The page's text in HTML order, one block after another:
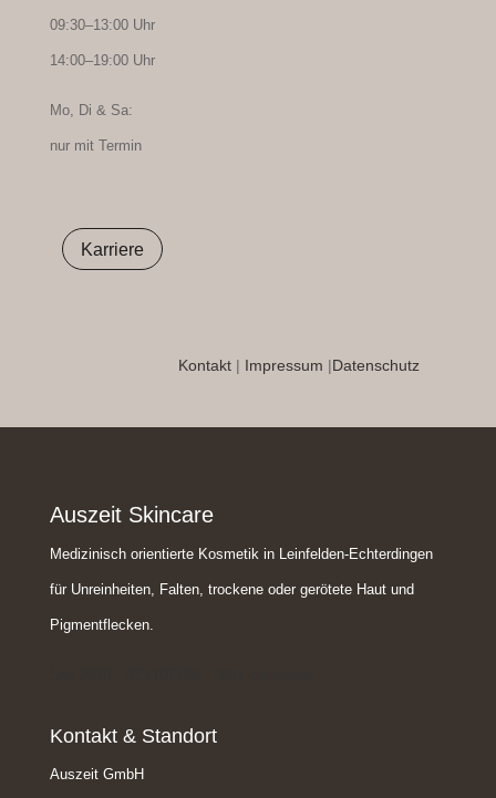
09:30–13:00 Uhr
14:00–19:00 Uhr
Mo, Di & Sa:
nur mit Termin
Karriere
Kontakt | Impressum |Datenschutz
Auszeit Skincare
Medizinisch orientierte Kosmetik in Leinfelden-Echterdingen
für Unreinheiten, Falten, trockene oder gerötete Haut und
Pigmentflecken.
Kontakt & Standort
Auszeit GmbH